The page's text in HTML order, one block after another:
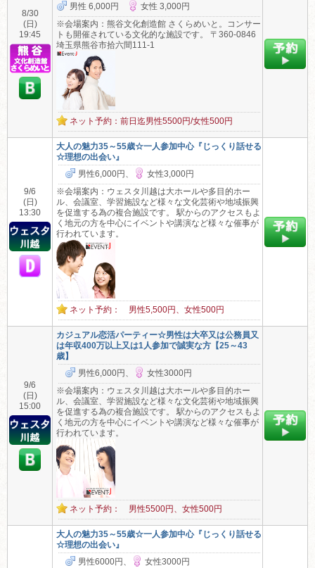
8/30
(日)
19:45
男性 6,000円
女性 3,000円
※会場案内：熊谷文化創造館 さくらめいと。コンサー
トも開催されている文化的な施設です。 〒360-0846
埼玉県熊谷市拾六間111-1
ネット予約：前日迄男性5500円/女性500円
9/6
(日)
13:30
大人の魅力35～55歳☆一人参加中心『じっくり話せる
☆理想の出会い』
男性6,000円、
女性3,000円
※会場案内：ウェスタ川越は大ホールや多目的ホー
ル、会議室、学習施設など様々な文化芸術や地域振興
を促進する為の複合施設です。 駅からのアクセスもよ
く地元の方を中心にイベントや講演など様々な催事が
行われています。
ネット予約： 男性5,500円、女性500円
9/6
(日)
15:00
カジュアル恋活パーティー☆男性は大卒又は公務員又
は年収400万以上又は1人参加で誠実な方【25～43
歳】
男性6,000円、
女性3000円
※会場案内：ウェスタ川越は大ホールや多目的ホー
ル、会議室、学習施設など様々な文化芸術や地域振興
を促進する為の複合施設です。 駅からのアクセスもよ
く地元の方を中心にイベントや講演など様々な催事が
行われています。
ネット予約： 男性5500円、女性500円
大人の魅力35～55歳☆一人参加中心『じっくり話せる
☆理想の出会い』
男性6000円、
女性3000円